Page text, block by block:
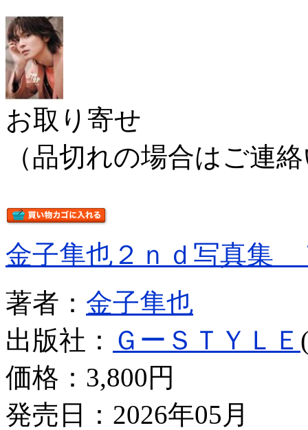
お取り寄せ
（品切れの場合はご連
金子隼也２ｎｄ写真集
著者： 金子隼也
出版社： ＧーＳＴＹＬＥ
価格： 3,800円
発売日：2026年05月